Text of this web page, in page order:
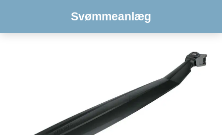
Svømmeanlæg